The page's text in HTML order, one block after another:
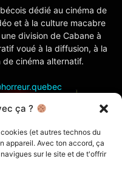
ça ?
(et autres technos du
appareil. Avec ton accord, ça
sur le site et de t'offrir
dédié au cinéma de
et à la culture macabre
division de Cabane à
voué à la diffusion, à la
cinéma alternatif.